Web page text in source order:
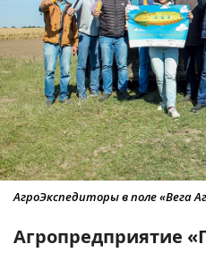
АгроЭкспедиторы в поле «Вега
Агропредприятие